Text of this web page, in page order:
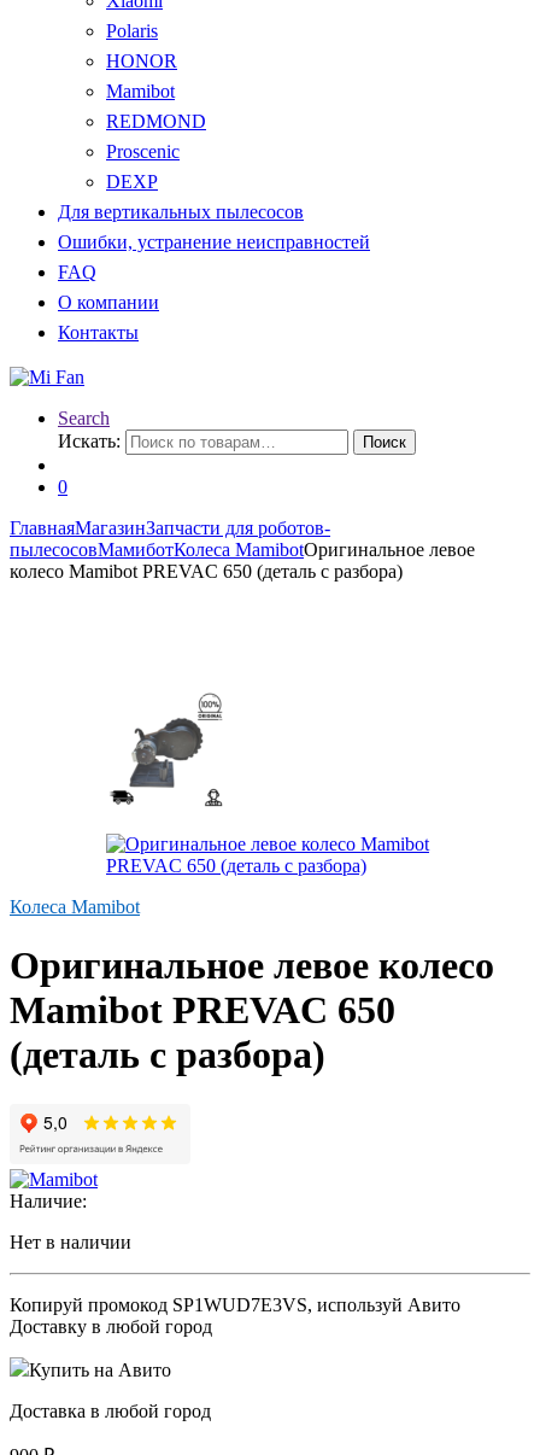
Polaris
HONOR
Mamibot
REDMOND
Proscenic
DEXP
Для вертикальных пылесосов
Ошибки, устранение неисправностей
FAQ
О компании
Контакты
Search
Искать:
Поиск
0
ГлавнаяМагазинЗапчасти для роботов-
пылесосовМамиботКолеса MamibotОригинальное левое
колесо Mamibot PREVAC 650 (деталь с разбора)
Колеса Mamibot
Оригинальное левое колесо
Mamibot PREVAC 650
(деталь с разбора)
Наличие:
Нет в наличии
Копируй промокод SP1WUD7E3VS, используй Авито
Доставку в любой город
Купить на Авито
Доставка в любой город